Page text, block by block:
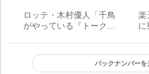
ロッテ・木村優人「千鳥
がやっている『トークサ
あれより笑ったものはな
いです」／動画配信
楽
に
と
大
バックナンバーを